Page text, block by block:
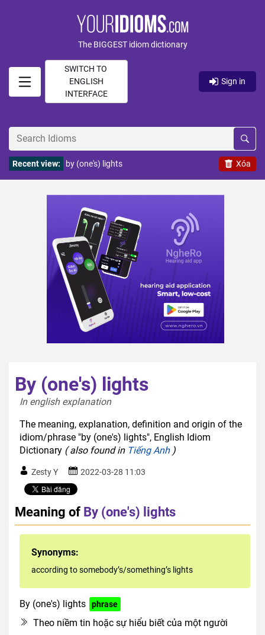
The BIGGEST idiom dictionary
SWITCH TO
ENGLISH
INTERFACE
Sign in
Xóa
Recent view: by (one's) lights
By (one's) lights
In english explanation
The meaning, explanation, definition and origin of the
idiom/phrase "by (one's) lights", English Idiom
Dictionary ( also found in Tiếng Anh)
Zesty Y 2022-03-28 11:03
Meaning of By (one's) lights
Synonyms:
according to somebody’s/something’s lights
By (one's) lights phrase
Theo niềm tin hoặc sự hiểu biết của một người